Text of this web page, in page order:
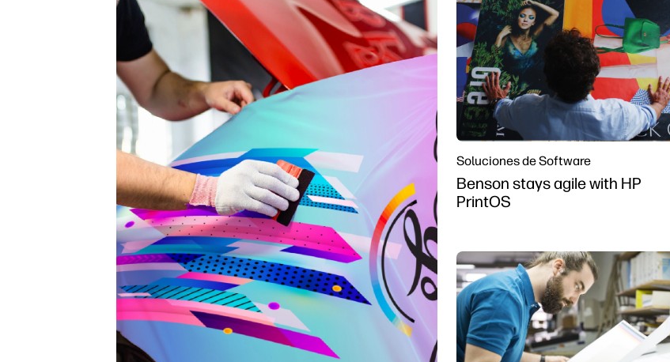
Soluciones de Software
Benson stays agile with HP
PrintOS